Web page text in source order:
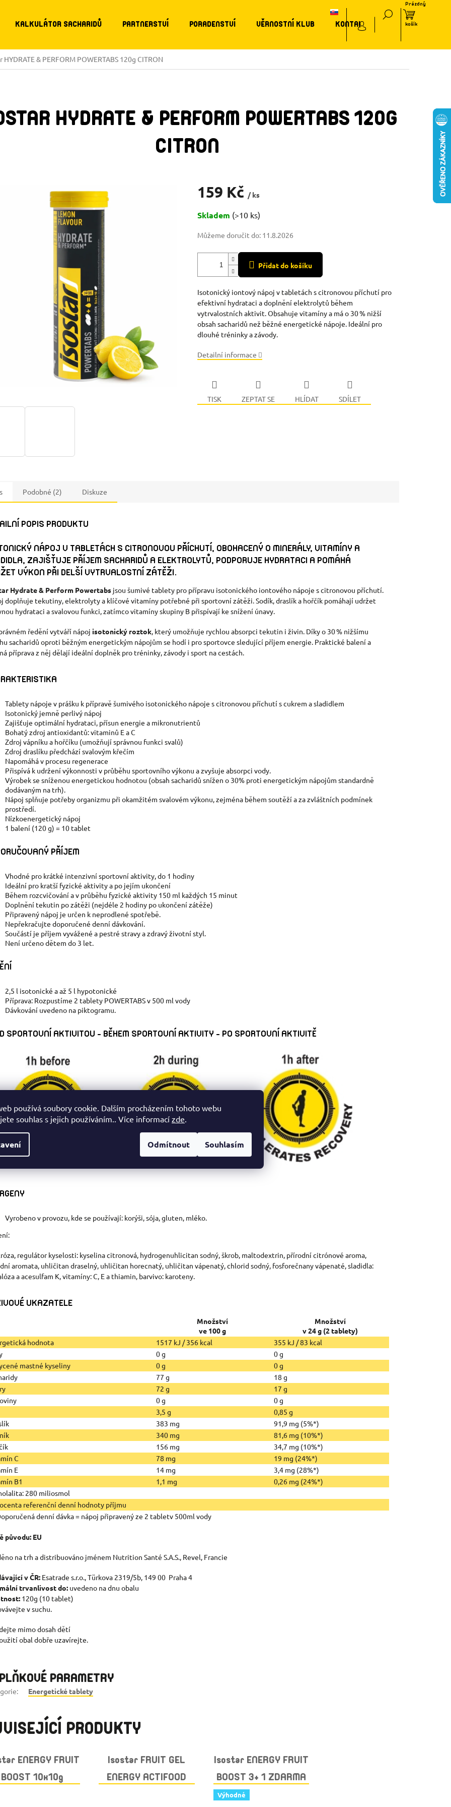
používá soubory cookie. Dalším procházením tohoto webu
souhlas s jejich používáním.. Více informací zde.
Odmítnout Souhlasím
KALKULÁTOR SACHARIDŮ PARTNERSTVÍ PORADENSTVÍ VĚRNOSTNÍ KLUB KONTAKT
HYDRATE & PERFORM POWERTABS 120g CITRON
HYDRATE & PERFORM POWERTABS 120G
CITRON
159 Kč / ks
cena:
Skladem (>10 ks)
Můžeme doručit do: 11.8.2026
Přidat do košíku
Isotonický iontový nápoj v tabletách s citronovou příchutí pro
efektivní hydrataci a doplnění elektrolytů během
vytrvalostních aktivit. Obsahuje vitamíny a má o 30 % nižší
obsah sacharidů než běžné energetické nápoje. Ideální pro
dlouhé tréninky a závody.
Detailní informace
TISK ZEPTAT SE HLÍDAT SDÍLET
Podobné (2) Diskuze
POPIS PRODUKTU
NÁPOJ V TABLETÁCH S CITRONOVOU PŘÍCHUTÍ, OBOHACENÝ O MINERÁLY, VITAMÍNY A
ZAJIŠŤUJE PŘÍJEM SACHARIDŮ A ELEKTROLYTŮ, PODPORUJE HYDRATACI A POMÁHÁ
VÝKON PŘI DELŠÍ VYTRVALOSTNÍ ZÁTĚŽI.
Hydrate & Perform Powertabs jsou šumivé tablety pro přípravu isotonického iontového nápoje s citronovou příchutí.
doplňuje tekutiny, elektrolyty a klíčové vitamíny potřebné při sportovní zátěži. Sodík, draslík a hořčík pomáhají udržet
hydrataci a svalovou funkci, zatímco vitamíny skupiny B přispívají ke snížení únavy.
ředění vytváří nápoj isotonický roztok , který umožňuje rychlou absorpci tekutin i živin. Díky o 30 % nižšímu
sacharidů oproti běžným energetickým nápojům se hodí i pro sportovce sledující příjem energie. Praktické balení a
příprava z něj dělají ideální doplněk pro tréninky, závody i sport na cestách.
Tablety nápoje v prášku k přípravě šumivého isotonického nápoje s citronovou příchutí s cukrem a sladidlem
Isotonický jemně perlivý nápoj
Zajišťuje optimální hydrataci, přísun energie a mikronutrientů
Bohatý zdroj antioxidantů: vitaminů E a C
Zdroj vápníku a hořčíku (umožňují správnou funkci svalů)
Zdroj draslíku předchází svalovým křečím
Napomáhá v procesu regenerace
Přispívá k udržení výkonnosti v průběhu sportovního výkonu a zvyšuje absorpci vody.
Výrobek se sníženou energetickou hodnotou (obsah sacharidů snížen o 30% proti energetickým nápojům standardně
dodávaným na trh).
Nápoj splňuje potřeby organizmu při okamžitém svalovém výkonu, zejména během soutěží a za zvláštních podmínek
prostředí.
Nízkoenergetický nápoj
1 balení (120 g) = 10 tablet
PŘÍJEM
Vhodné pro krátké intenzivní sportovní aktivity, do 1 hodiny
Ideální pro kratší fyzické aktivity a po jejím ukončení
Během rozcvičování a v průběhu fyzické aktivity 150 ml každých 15 minut
Doplnění tekutin po zátěži (nejdéle 2 hodiny po ukončení zátěže)
Připravený nápoj je určen k neprodlené spotřebě.
Nepřekračujte doporučené denní dávkování.
Součástí je příjem vyvážené a pestré stravy a zdravý životní styl.
Není určeno dětem do 3 let.
2,5 l isotonické a až 5 l hypotonické
Příprava: Rozpustíme 2 tablety POWERTABS v 500 ml vody
Dávkování uvedeno na piktogramu.
SPORTOVNÍ AKTIVITOU - BĚHEM SPORTOVNÍ AKTIVITY - PO SPORTOVNÍ AKTIVITĚ
Vyrobeno v provozu, kde se používají: korýši, sója, gluten, mléko.
regulátor kyselosti: kyselina citronová, hydrogenuhlicitan sodný, škrob, maltodextrin, přírodní citrónové aroma,
aromata, uhličitan draselný, uhličitan horecnatý, uhličitan vápenatý, chlorid sodný, fosforečnany vápenaté, sladidla:
a acesulfam K, vitamíny: C, E a thiamin, barvivo: karoteny.
UKAZATELE
Množství
ve 100 g
Množství
v 24 g (2 tablety)
hodnota
1517 kJ / 356 kcal
355 kJ / 83 kcal
0 g
0 g
mastné kyseliny
0 g
0 g
77 g
18 g
72 g
17 g
0 g
0 g
3,5 g
0,85 g
383 mg
91,9 mg (5%*)
340 mg
81,6 mg (10%*)
156 mg
34,7 mg (10%*)
C
78 mg
19 mg (24%*)
E
14 mg
3,4 mg (28%*)
B1
1,1 mg
0,26 mg (24%*)
280 miliosmol
referenční denní hodnoty příjmu
denní dávka = nápoj připravený ze 2 tabletv 500ml vody
původu: EU
na trh a distribuováno jménem Nutrition Santé S.A.S., Revel, Francie
v ČR: Esatrade s.r.o., Türkova 2319/5b, 149 00 Praha 4
trvanlivost do: uvedeno na dnu obalu
120g (10 tablet)
v suchu.
mimo dosah dětí
obal dobře uzavírejte.
PARAMETRY
: Energetické tablety
PRODUKTY
ENERGY FRUIT
BOOST 10x10g
Isostar FRUIT GEL
ENERGY ACTIFOOD
Isostar ENERGY FRUIT
BOOST 3+ 1 ZDARMA
Výhodné